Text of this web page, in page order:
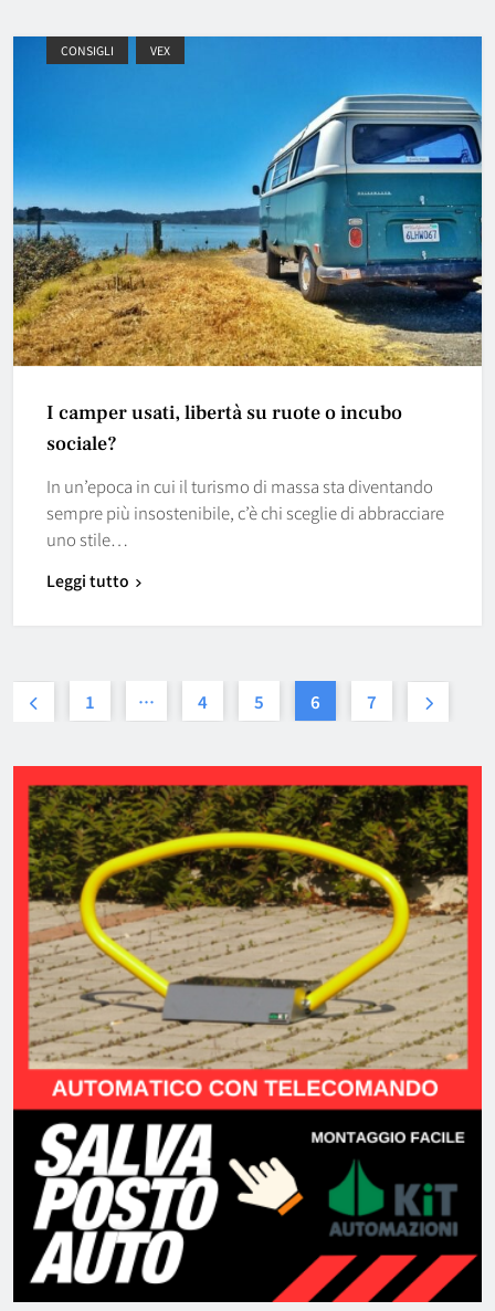
CONSIGLI VEX
I camper usati, libertà su ruote o incubo
sociale?
In un’epoca in cui il turismo di massa sta diventando
sempre più insostenibile, c’è chi sceglie di abbracciare
uno stile…
Leggi tutto
1 … 4 5 6 7